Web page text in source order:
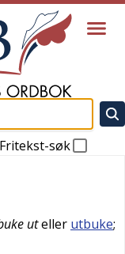
Fritekst-søk
uteller utbuke;